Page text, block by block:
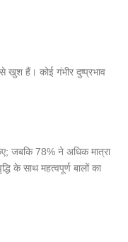
खुश हैं। कोई गंभीर दुष्प्रभाव
जबकि 78% ने अधिक मात्रा
के साथ महत्वपूर्ण बालों का